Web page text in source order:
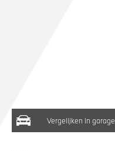
Vergelijken in garage